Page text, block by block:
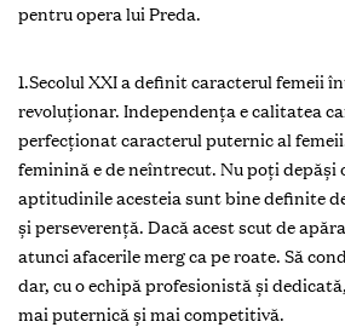
pentru opera lui Preda.
1.Secolul XXI a definit caracterul femeii
revoluționar. Independența e calitatea
perfecționat caracterul puternic al
feminină e de neîntrecut. Nu poți depăși
aptitudinile acesteia sunt bine definite
și perseverență. Dacă acest scut de
atunci afacerile merg ca pe roate. Să
dar, cu o echipă profesionistă și
mai puternică și mai competitivă.